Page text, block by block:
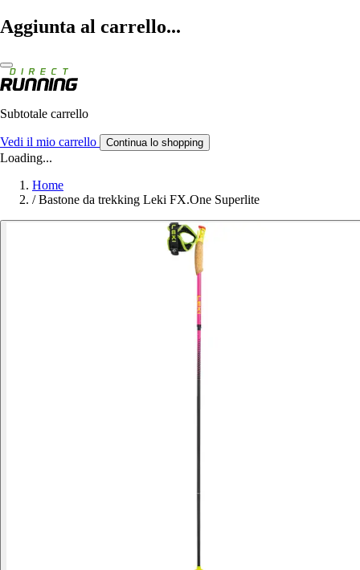
Aggiunta al carrello...
Subtotale carrello
Vedi il mio carrello Continua lo shopping
Loading...
Home
/ Bastone da trekking Leki FX.One Superlite